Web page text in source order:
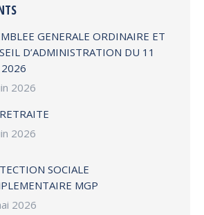
GENERALE ORDINAIRE ET
D’ADMINISTRATION DU 11
2026
2026
2026
SOCIALE
MGP
2026